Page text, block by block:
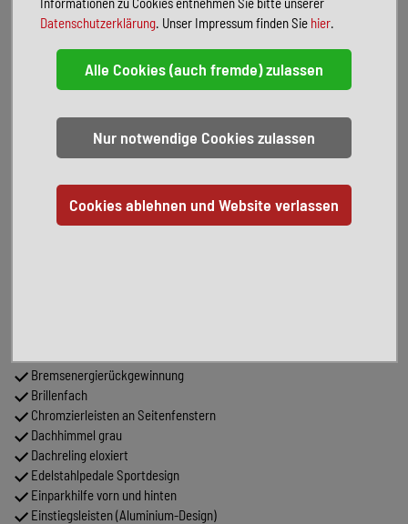
Simply Clever-Paket
Sitze vorn ErgoActive, elektr. verstellbar (inkl. Massagefunktion,
ausziehbarer Beinauflage)
Zusatzheizung (Standheizung) mit Fernbedienung
LM-Felgen 7,5J x 18 (Braga)
Head-Up Display
Serienausstattung:
8 Lautsprecher
Ablagetasche an Vordersitzlehnen
Bremsenergierückgewinnung
Brillenfach
Chromzierleisten an Seitenfenstern
Dachhimmel grau
Dachreling eloxiert
Edelstahlpedale Sportdesign
Einparkhilfe vorn und hinten
Einstiegsleisten (Aluminium-Design)
Datenschutzerklärung. Unser Impressum finden Sie hier.